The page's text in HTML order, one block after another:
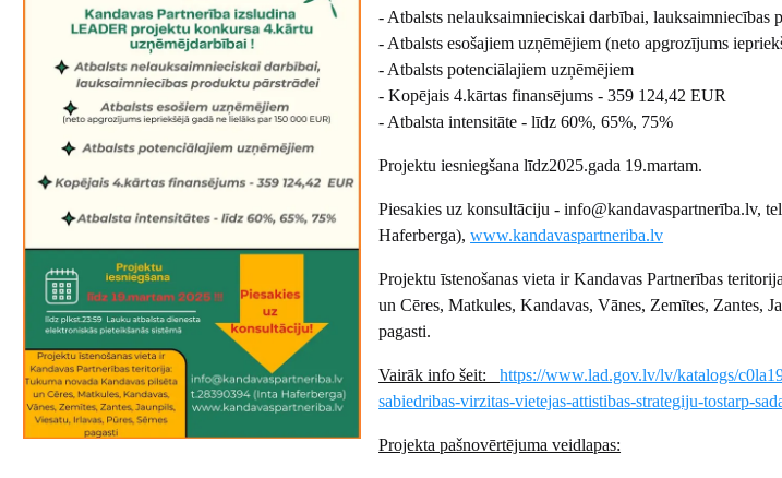
- Atbalsts nelauksaimnieciskai darbībai, lauksaimniecības
- Atbalsts esošajiem uzņēmējiem (neto apgrozījums
- Atbalsts potenciālajiem uzņēmējiem
- Kopējais 4.kārtas finansējums - 359 124,42 EUR
- Atbalsta intensitāte - līdz 60%, 65%, 75%
Projektu iesniegšana līdz2025.gada 19.martam.
Piesakies uz konsultāciju - info@kandavaspartnerība.lv,
Haferberga),www.kandavaspartneriba.lv
Projektu īstenošanas vieta ir Kandavas Partnerības
un Cēres, Matkules, Kandavas, Vānes, Zemītes, Zantes,
pagasti.
Vairāk info šeit:https://www.lad.gov.lv/lv/katalogs/
sabiedribas-virzitas-vietejas-attistibas-strategiju-tostarp-
Projekta pašnovērtējuma veidlapas: